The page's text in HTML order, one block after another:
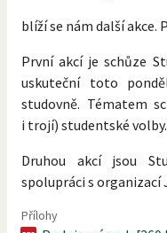
blíží se nám další akce.
První akcí je schůze
uskuteční toto
studovně. Tématem
i trojí) studentské volby.
Druhou akcí jsou
spolupráci s organizací
Přílohy